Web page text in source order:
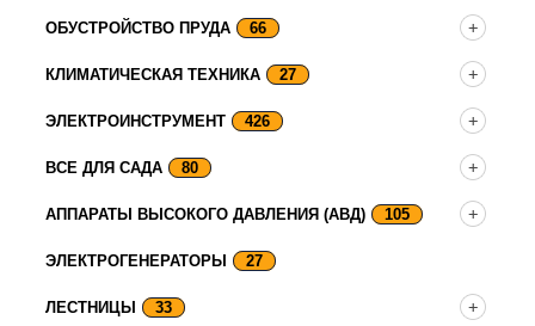
ОБУСТРОЙСТВО ПРУДА 66
КЛИМАТИЧЕСКАЯ ТЕХНИКА 27
ЭЛЕКТРОИНСТРУМЕНТ 426
ВСЕ ДЛЯ САДА 80
АППАРАТЫ ВЫСОКОГО ДАВЛЕНИЯ (АВД) 105
ЭЛЕКТРОГЕНЕРАТОРЫ 27
ЛЕСТНИЦЫ 33